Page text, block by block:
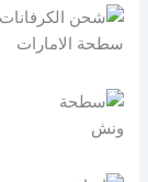
سطحة الامارات
ونش